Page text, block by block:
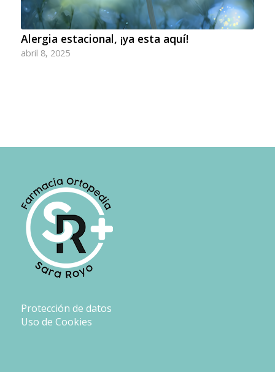
Alergia estacional, ¡ya esta aquí!
abril 8, 2025
Protección de datos
Uso de Cookies